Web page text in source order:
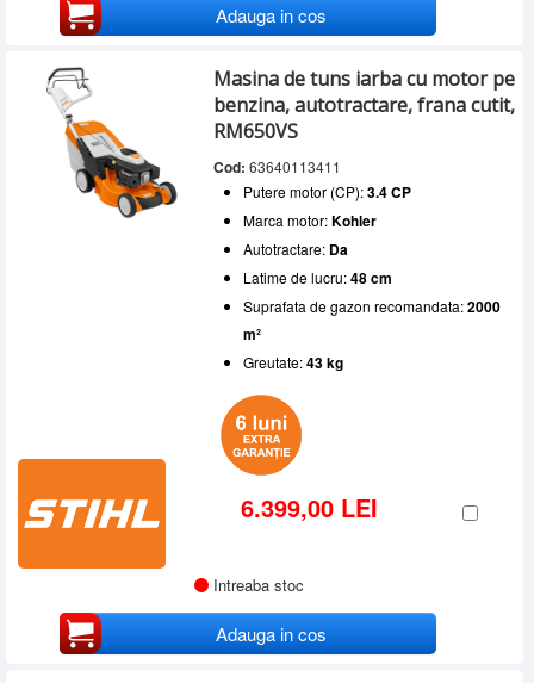
Adauga in cos
Masina de tuns iarba cu motor pe
benzina, autotractare, frana cutit,
RM650VS
Cod: 63640113411
Putere motor (CP):3.4 CP
Marca motor:Kohler
Autotractare: Da
Latime de lucru:48 cm
Suprafata de gazon recomandata:2000
m²
Greutate:43 kg
6.399,00 LEI
Intreaba stoc
Adauga in cos